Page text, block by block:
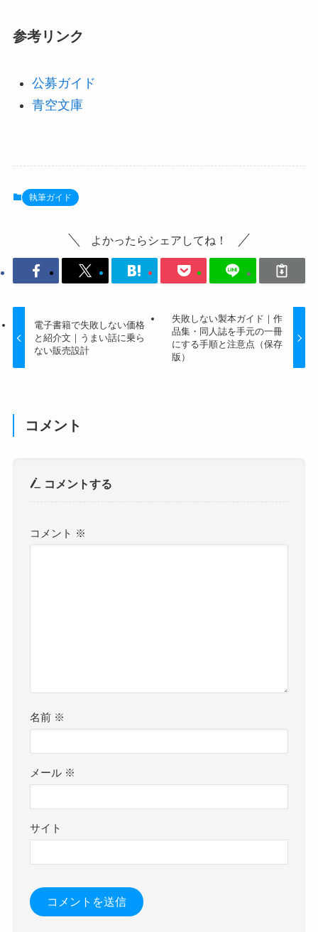
参考リンク
公募ガイド
青空文庫
執筆ガイド
よかったらシェアしてね！
電子書籍で失敗しない価格
と紹介文｜うまい話に乗ら
ない販売設計
失敗しない製本ガイド｜作
品集・同人誌を手元の一冊
にする手順と注意点（保存
版）
コメント
コメントする
コメント ※
名前 ※
メール ※
サイト